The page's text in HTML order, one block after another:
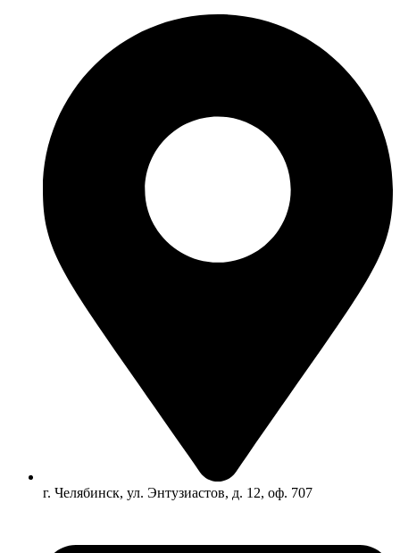
г. Челябинск, ул. Энтузиастов, д. 12, оф. 707